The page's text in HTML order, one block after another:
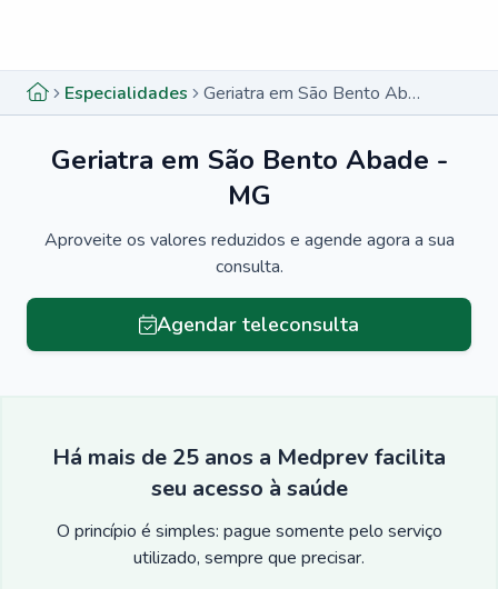
Especialidades Geriatra em São Bento Abade - MG
Geriatra em São Bento Abade -
MG
Aproveite os valores reduzidos e agende agora a sua
consulta.
Agendar teleconsulta
Há mais de 25 anos a Medprev facilita
seu acesso à saúde
O princípio é simples: pague somente pelo serviço
utilizado, sempre que precisar.